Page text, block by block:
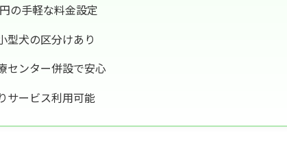
の手軽な料金設定
型犬の区分けあり
センター併設で安心
サービス利用可能